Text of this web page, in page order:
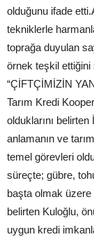
olduğunu ifade
tekniklerle
toprağa duyulan
örnek teşkil ettiğini
“ÇİFTÇİMİZİN
Tarım Kredi
olduklarını
anlamanın ve
temel görevleri
süreçte; gübre,
başta olmak üzere
belirten Kuloğlu,
uygun kredi